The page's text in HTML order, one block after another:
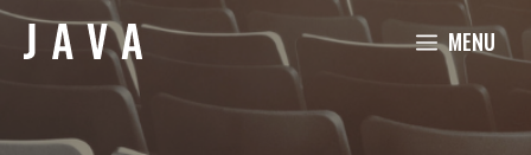
Aller
MENU